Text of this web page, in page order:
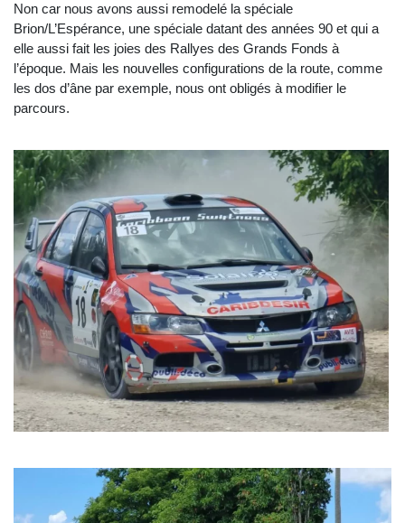
Non car nous avons aussi remodelé la spéciale
Brion/L’Espérance, une spéciale datant des années 90 et qui a
elle aussi fait les joies des Rallyes des Grands Fonds à
l’époque. Mais les nouvelles configurations de la route, comme
les dos d’âne par exemple, nous ont obligés à modifier le
parcours.